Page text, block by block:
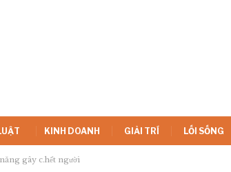
KINH DOANH GIẢI TRÍ LỐI SỐNG
gây c.hết người